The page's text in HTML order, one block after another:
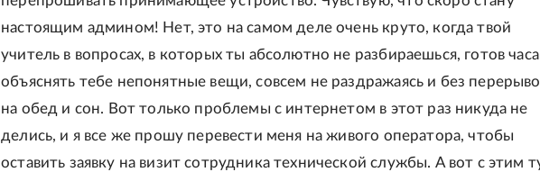
настоящим админом! Нет, это на самом деле очень круто, когда твой
учитель в вопросах, в которых ты абсолютно не разбираешься, готов
объяснять тебе непонятные вещи, совсем не раздражаясь и без
на обед и сон. Вот только проблемы с интернетом в этот раз никуда не
делись, и я все же прошу перевести меня на живого оператора, чтобы
оставить заявку на визит сотрудника технической службы. А вот с этим